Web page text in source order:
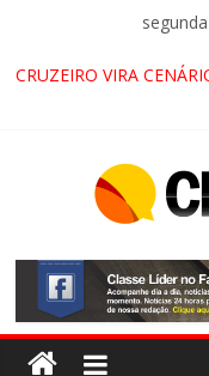
CRUZEIRO VIRA
PROMOTOR DO GAECO
ACESSO À APARECIDA
ALTERNATIVAS
LORENA,
PELA FÁBRICA DA